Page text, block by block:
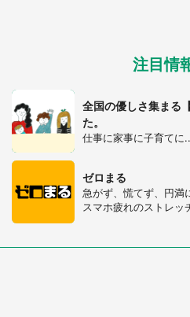
都道府
注目情
全国の優しさ集まる
た。
仕事に家事に子育てに
ゼロまる
急がず、慌てず、円満
スマホ疲れのストレッ